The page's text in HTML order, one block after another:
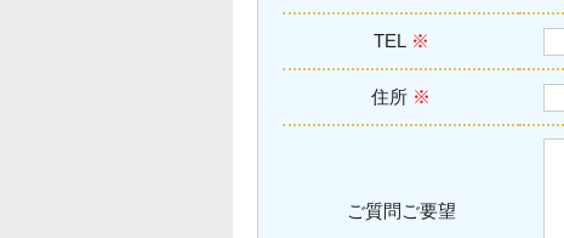
TEL ※
住所 ※
ご質問ご要望